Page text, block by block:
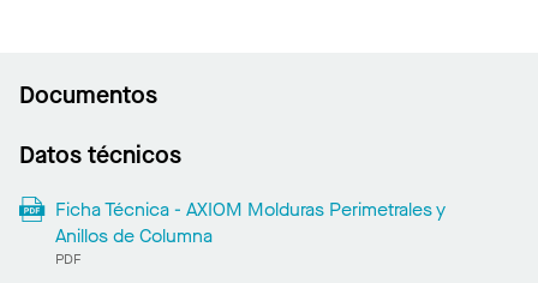
Documentos
Datos técnicos
Ficha Técnica - AXIOM Molduras Perimetrales y
Anillos de Columna
PDF